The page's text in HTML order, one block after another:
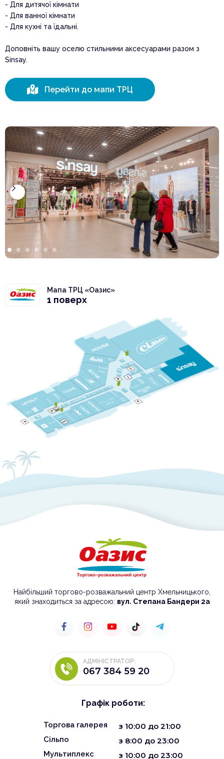
- Для дитячої кімнати
- Для ванної кімнати
- Для кухні та їдальні.
Доповніть вашу оселю стильними аксесуарами разом з
Sinsay.
 Перейти до мапи ТРЦ
Мапа ТРЦ «Оазис»
1 поверх
Найбільший торгово-розважальний центр Хмельницького,
який знаходиться за адресою: вул. Степана Бандери 2а
АДМІНІСТРАТОР:
067 384 59 20
Графік роботи:
Торгова галерея з 10:00 до 21:00
Сільпо з 8:00 до 23:00
Мультиплекс з 10:00 до 23:00